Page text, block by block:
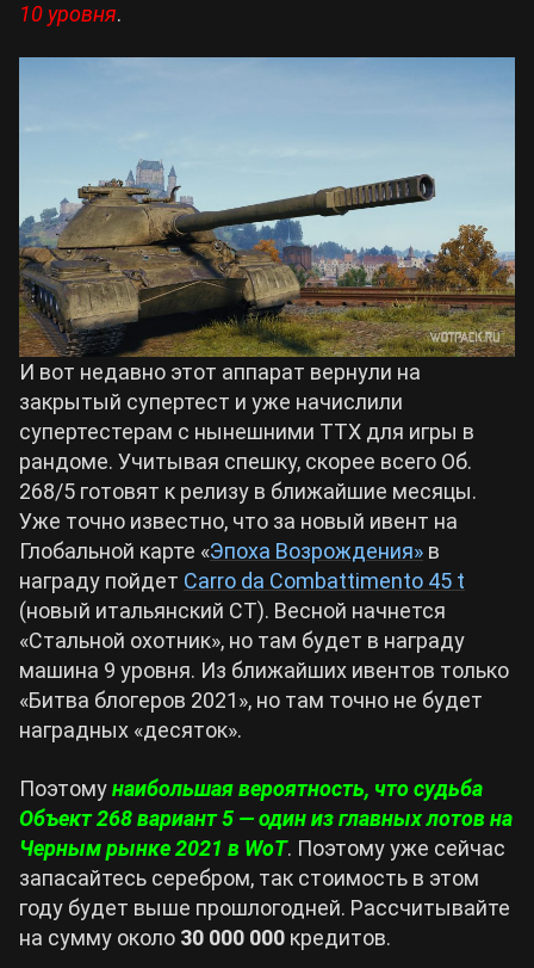
10 уровня.
И вот недавно этот аппарат вернули на
закрытый супертест и уже начислили
супертестерам с нынешними ТТХ для игры в
рандоме. Учитывая спешку, скорее всего Об.
268/5 готовят к релизу в ближайшие месяцы.
Уже точно известно, что за новый ивент на
Глобальной карте «Эпоха Возрождения» в
награду пойдет Carro da Combattimento 45 t
(новый итальянский СТ). Весной начнется
«Стальной охотник», но там будет в награду
машина 9 уровня. Из ближайших ивентов только
«Битва блогеров 2021», но там точно не будет
наградных «десяток».
Поэтомунаибольшая вероятность, что судьба
Объект 268 вариант 5 — один из главных лотов на
Черным рынке 2021 в WoT. Поэтому уже сейчас
запасайтесь серебром, так стоимость в этом
году будет выше прошлогодней. Рассчитывайте
на сумму около 30 000 000 кредитов.